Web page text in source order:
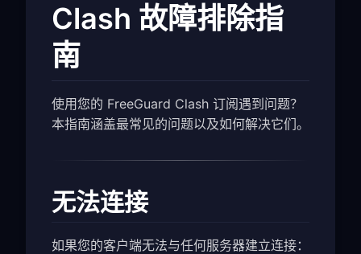
Clash 故障排除指
南
使用您的 FreeGuard Clash 订阅遇到问题？
本指南涵盖最常见的问题以及如何解决它们。
无法连接
如果您的客户端无法与任何服务器建立连接：